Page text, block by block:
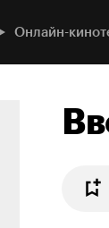
Онлайн-